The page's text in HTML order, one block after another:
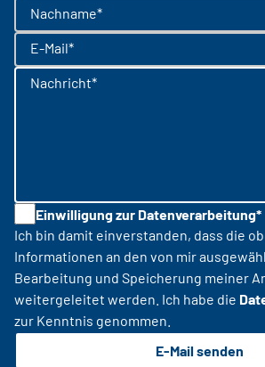
Nachname*
E-Mail*
Nachricht*
Einwilligung zur Datenverarbeitung*
Ich bin damit einverstanden, dass die
Informationen an den von mir
Bearbeitung und Speicherung meiner
weitergeleitet werden. Ich habe die
zur Kenntnis genommen.
E-Mail senden